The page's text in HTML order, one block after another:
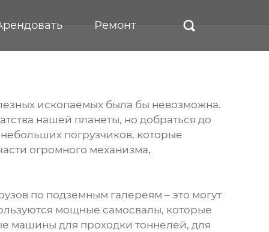
Ремонт 
ископаемых была бы невозможна.
нашей планеты, но добраться до
погрузчиков, которые
огромного механизма,
по подземным галереям – это могут
мощные самосвалы, которые
машины для проходки тоннелей, для